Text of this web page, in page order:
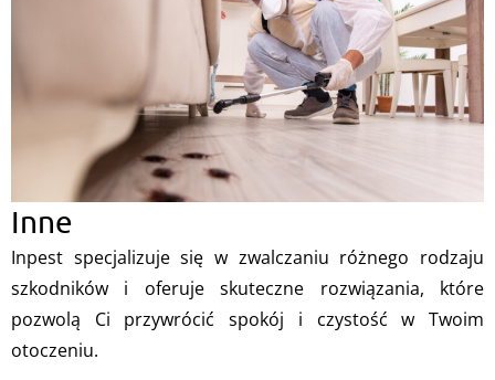
Inne
Inpest specjalizuje się w zwalczaniu różnego rodzaju
szkodników i oferuje skuteczne rozwiązania, które
pozwolą Ci przywrócić spokój i czystość w Twoim
otoczeniu.